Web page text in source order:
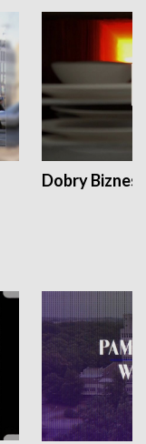
Dobry Biznes